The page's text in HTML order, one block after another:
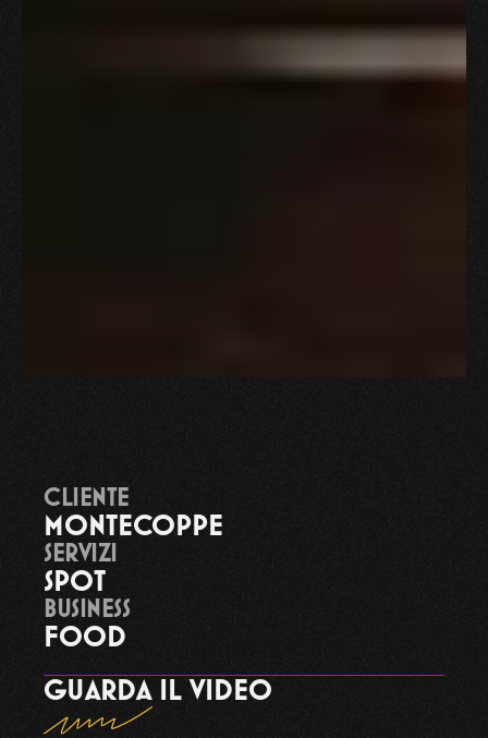
CLIENTE
MONTECOPPE
SERVIZI
SPOT
BUSINESS
FOOD
GUARDA IL VIDEO